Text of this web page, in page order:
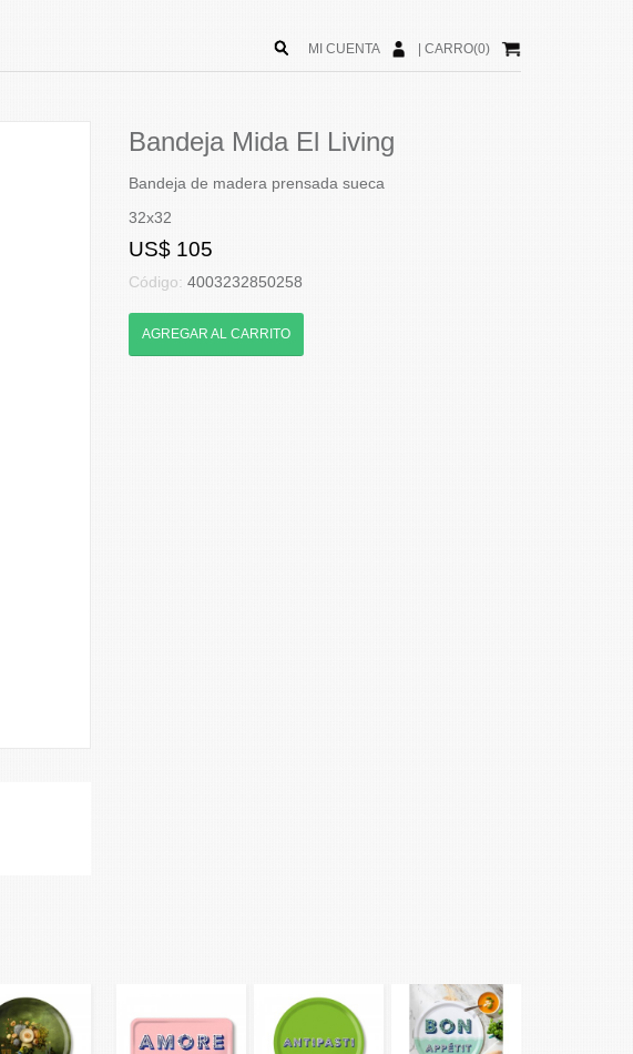
|CARRO(0)
MI CUENTA
Bandeja Mida El Living
Bandeja de madera prensada sueca
32x32
US$ 105
Código:4003232850258
AGREGAR AL CARRITO